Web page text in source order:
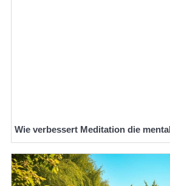
Wie verbessert Meditation die